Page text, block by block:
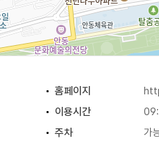
홈페이지
이용시간
주차
가